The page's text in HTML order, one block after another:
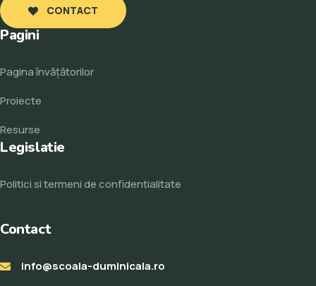
CONTACT
Pagini
Pagina învăţătorilor
Proiecte
Resurse
Legislatie
Politici si termeni de confidentialitate
Contact
info@scoala-duminicala.ro